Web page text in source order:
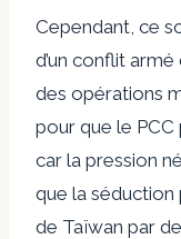
Cependant, ce
d’un conflit
des opérations
pour que le PCC
car la pression
que la séduction
de Taïwan par